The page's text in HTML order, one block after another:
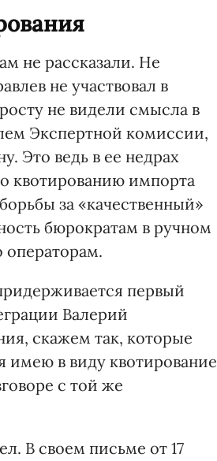
не рассказали. Не
не участвовал в
не видели смысла в
Экспертной комиссии,
Это ведь в ее недрах
квотированию импорта
за «качественный»
бюрократам в ручном
первый
Валерий
скажем так, которые
имею в виду квотирование
с той же
В своем письме от 17